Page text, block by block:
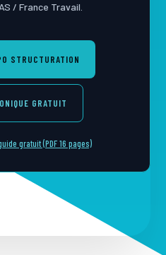
/ France Travail.
STRUCTURATION
GRATUIT
gratuit (PDF 16 pages)